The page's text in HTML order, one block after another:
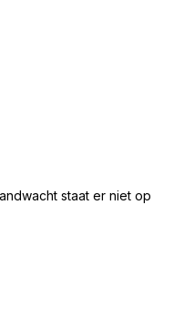
staat er niet op